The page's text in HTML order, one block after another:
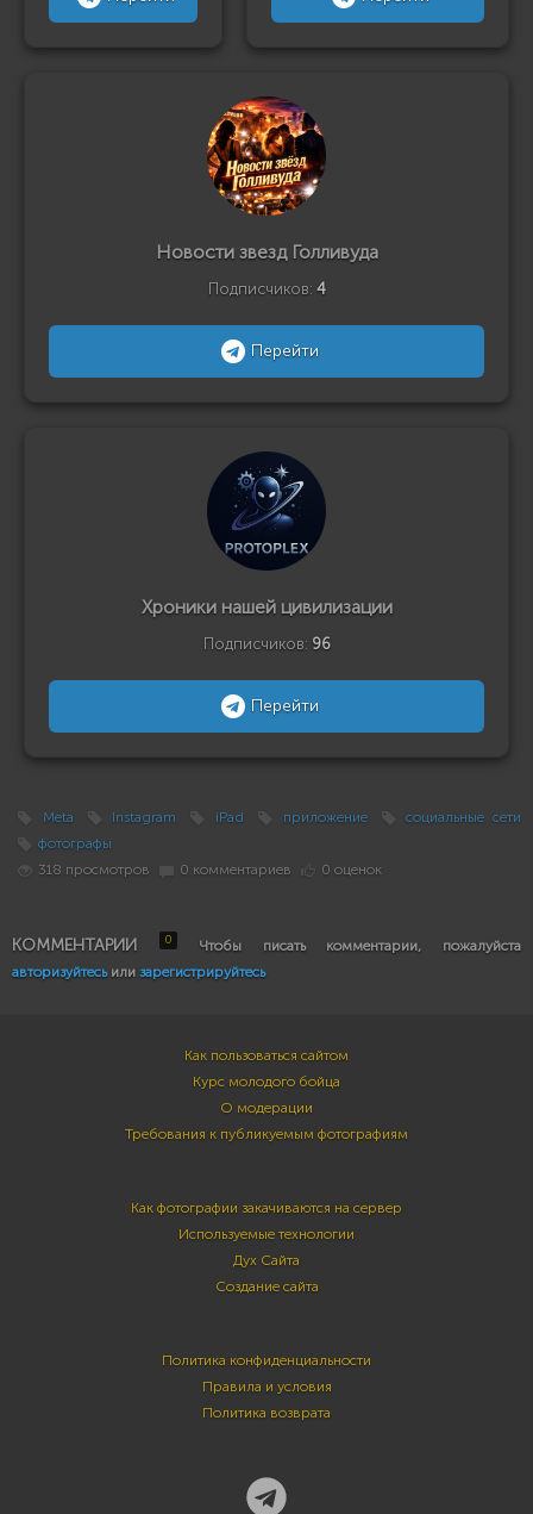
Новости звезд Голливуда
Подписчиков: 4
Перейти
Хроники нашей цивилизации
Подписчиков: 96
Перейти
Meta Instagram iPad приложение
социальные сети
фотографы
318 просмотров
0 комментариев 0 оценок
КОММЕНТАРИИ 0
Чтобы писать комментарии, пожалуйста
авторизуйтесьили зарегистрируйтесь
Как пользоваться сайтом
Курс молодого бойца
О модерации
Требования к публикуемым фотографиям
Как фотографии закачиваются на сервер
Используемые технологии
Дух Сайта
Создание сайта
Политика конфиденциальности
Правила и условия
Политика возврата